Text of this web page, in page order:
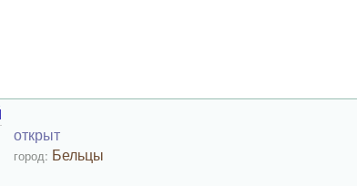
открыт
город: Бельцы